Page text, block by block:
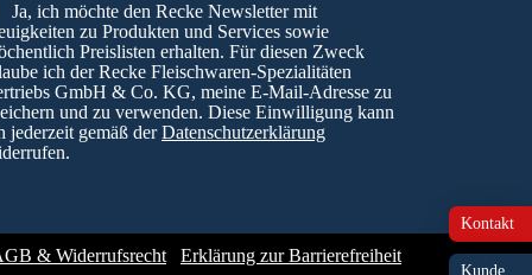
Kontakt
Kunde
Ja, ich möchte den Recke Newsletter mit
zu Produkten und Services sowie
Preislisten erhalten. Für diesen Zweck
ich der Recke Fleischwaren-Spezialitäten
GmbH & Co. KG, meine E-Mail-Adresse zu
und zu verwenden. Diese Einwilligung kann
jederzeit gemäß derDatenschutzerklärung
& Widerrufsrecht Erklärung zur Barrierefreiheit